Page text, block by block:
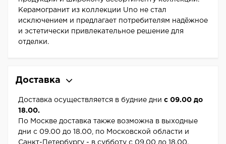
Керамогранит из коллекции Uno не стал
исключением и предлагает потребителям надёжное
и эстетически привлекательное решение для
отделки.
Доставка
Доставка осуществляется в будние дни с 09.00 до
18.00.
По Москве доставка также возможна в выходные
дни с 09.00 до 18.00, по Московской области и
Санкт-Петербургу - в субботу с 09.00 до 18.00.